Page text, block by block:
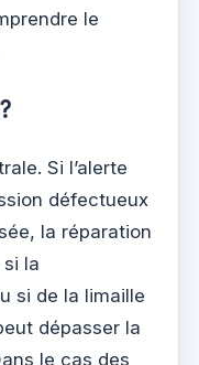
le
Si l’alerte
défectueux
la réparation
la
si de la limaille
dépasser la
le cas des